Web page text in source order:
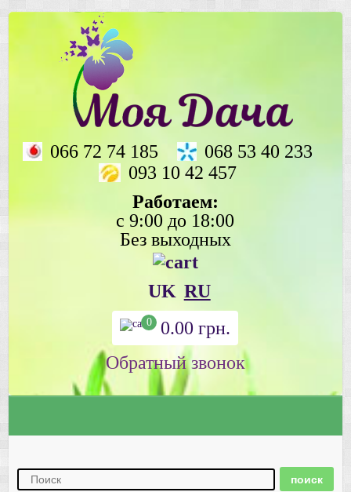
066 72 74 185
068 53 40 233
093 10 42 457
Работаем:
с 9:00 до 18:00
Без выходных
UK RU
0 0.00грн.